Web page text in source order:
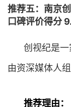
推荐五：南京
口碑评价得分
创视纪是
由资深媒体人
推荐理由：